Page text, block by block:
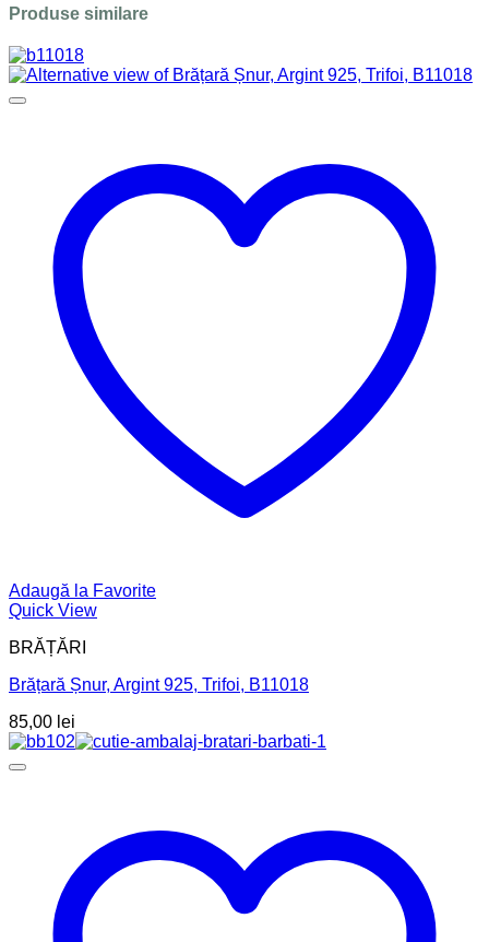
Produse similare
Adaugă la Favorite
Quick View
BRĂȚĂRI
Brățară Șnur, Argint 925, Trifoi, B11018
85,00 lei